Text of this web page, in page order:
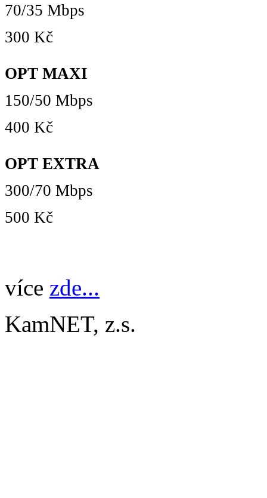
70/35 Mbps
300 Kč
OPT MAXI
150/50 Mbps
400 Kč
OPT EXTRA
300/70 Mbps
500 Kč
více zde...
KamNET, z.s.